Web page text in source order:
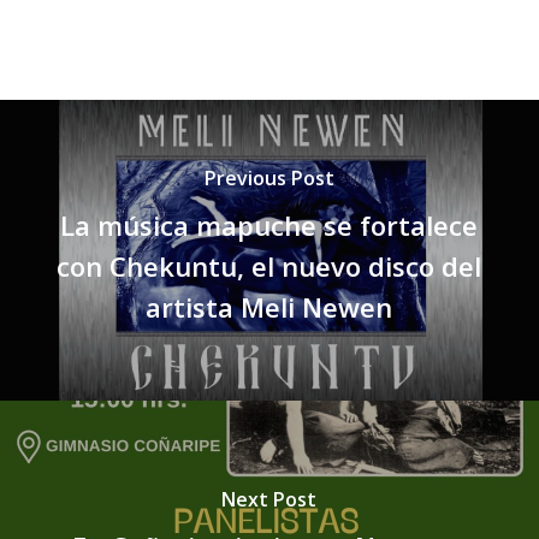
Previous Post
La música mapuche se fortalece
con Chekuntu, el nuevo disco del
artista Meli Newen
Next Post